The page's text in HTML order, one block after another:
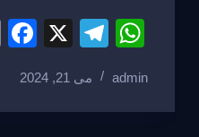
W
at
s
T
e
gr
X
admin می 21, 2024